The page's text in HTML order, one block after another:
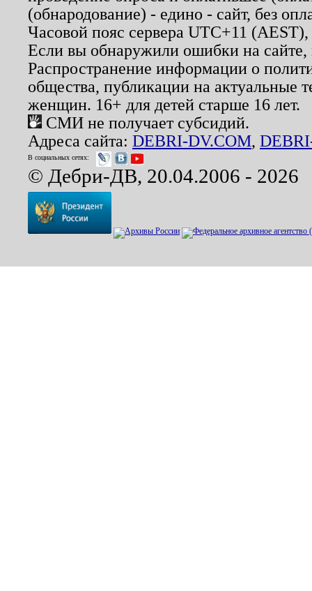
(обнародование) - едино - сайт, без
Часовой пояс сервера UTC+11
Если вы обнаружили ошибки на
Распространение информации о
общества, публикации на актуальные
женщин. 16+ для детей старше 16 лет.
СМИ не получает субсидий.
Адреса сайта: DEBRI-DV.COM,
В социальных сетях:
© Дебри-ДВ, 20.04.2006 - 2026